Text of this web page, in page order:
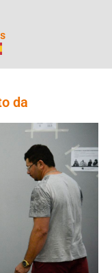
da